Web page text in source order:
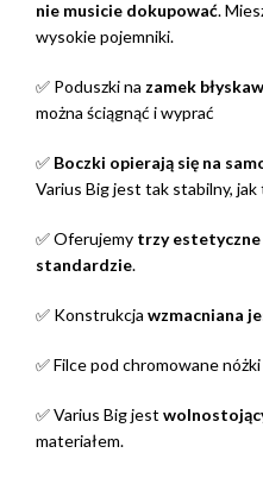
nie musicie dokupować.
wysokie pojemniki.
✅ Poduszki na zamek
można ściągnąć i wyprać
✅ Boczki opierają się na
Varius Big jest tak stabilny, jak
✅ Oferujemy trzy estetyczne
standardzie.
✅ Konstrukcja wzmacniana
✅ Filce pod chromowane
✅ Varius Big jest
materiałem.